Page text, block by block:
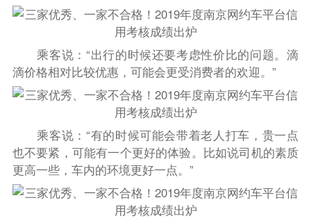
乘客说：“出行的时候还要考虑性价比的问题。滴
滴价格相对比较优惠，可能会更受消费者的欢迎。”
乘客说：“有的时候可能会带着老人打车，贵一点
也不要紧，可能有一个更好的体验。比如说司机的素质
更高一些，车内的环境更好一点。”